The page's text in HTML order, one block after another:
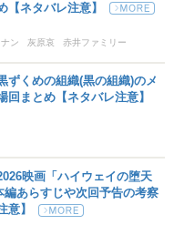
【ネタバレ注意】
ン 灰原哀 赤井ファミリー
ずくめの組織(黒の組織)のメ
回まとめ【ネタバレ注意】
映画「ハイウェイの堕天
編あらすじや次回予告の考察
意】